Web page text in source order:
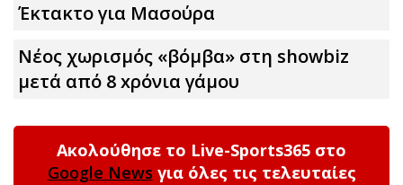
Έκτακτο για Μασούρα
Νέος χωρισμός «βόμβα» στη showbiz
μετά από 8 xρόνια γάμου
Ακολούθησε το Live-Sports365 στο
Google News για όλες τις τελευταίες